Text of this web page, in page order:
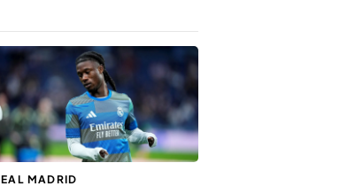
MADRID